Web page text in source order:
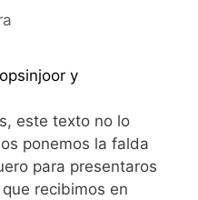
este texto no lo
ponemos la falda
para presentaros
recibimos en